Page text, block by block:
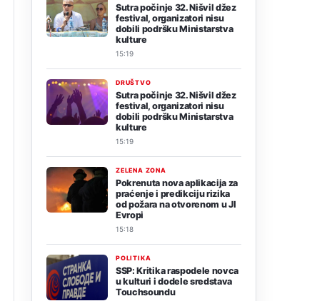
Sutra počinje 32. Nišvil džez
festival, organizatori nisu
dobili podršku Ministarstva
kulture
15:19
DRUŠTVO
Sutra počinje 32. Nišvil džez
festival, organizatori nisu
dobili podršku Ministarstva
kulture
15:19
ZELENA ZONA
Pokrenuta nova aplikacija za
praćenje i predikciju rizika
od požara na otvorenom u JI
Evropi
15:18
POLITIKA
SSP: Kritika raspodele novca
u kulturi i dodele sredstava
Touchsoundu